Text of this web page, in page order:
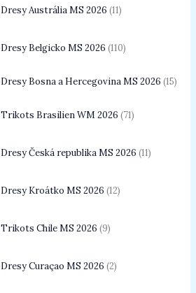
Dresy Austrália MS 2026 11
Dresy Belgicko MS 2026 110
Dresy Bosna a Hercegovina MS 2026 15
Trikots Brasilien WM 2026 71
Dresy Česká republika MS 2026 11
Dresy Kroátko MS 2026 12
Trikots Chile MS 2026 9
Dresy Curaçao MS 2026 2